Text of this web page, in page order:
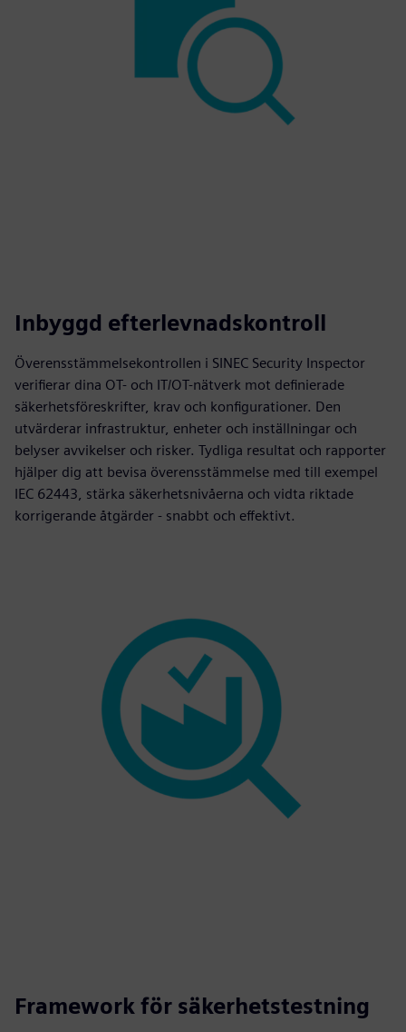
Inbyggd efterlevnadskontroll
Överensstämmelsekontrollen i SINEC Security Inspector
verifierar dina OT- och IT/OT-nätverk mot definierade
säkerhetsföreskrifter, krav och konfigurationer. Den
utvärderar infrastruktur, enheter och inställningar och
belyser avvikelser och risker. Tydliga resultat och rapporter
hjälper dig att bevisa överensstämmelse med till exempel
IEC 62443, stärka säkerhetsnivåerna och vidta riktade
korrigerande åtgärder - snabbt och effektivt.
Framework för säkerhetstestning